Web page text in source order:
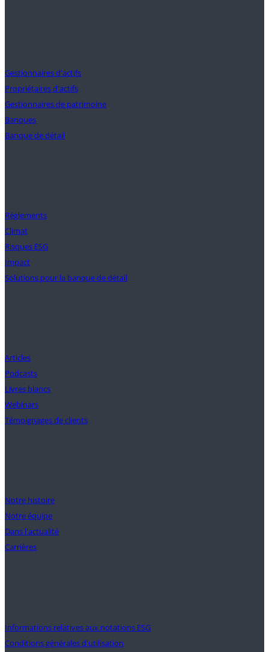
Gestionnaires d'actifs
Propriétaires d'actifs
Gestionnaires de patrimoine
Banques
Banque de détail
Règlements
Climat
Risques ESG
Impact
Solutions pour la banque de détail
Articles
Podcasts
Livres blancs
Webinars
Témoignages de clients
Notre histoire
Notre équipe
Dans l'actualité
Carrières
Informations relatives aux notations ESG
Conditions générales d'utilisation